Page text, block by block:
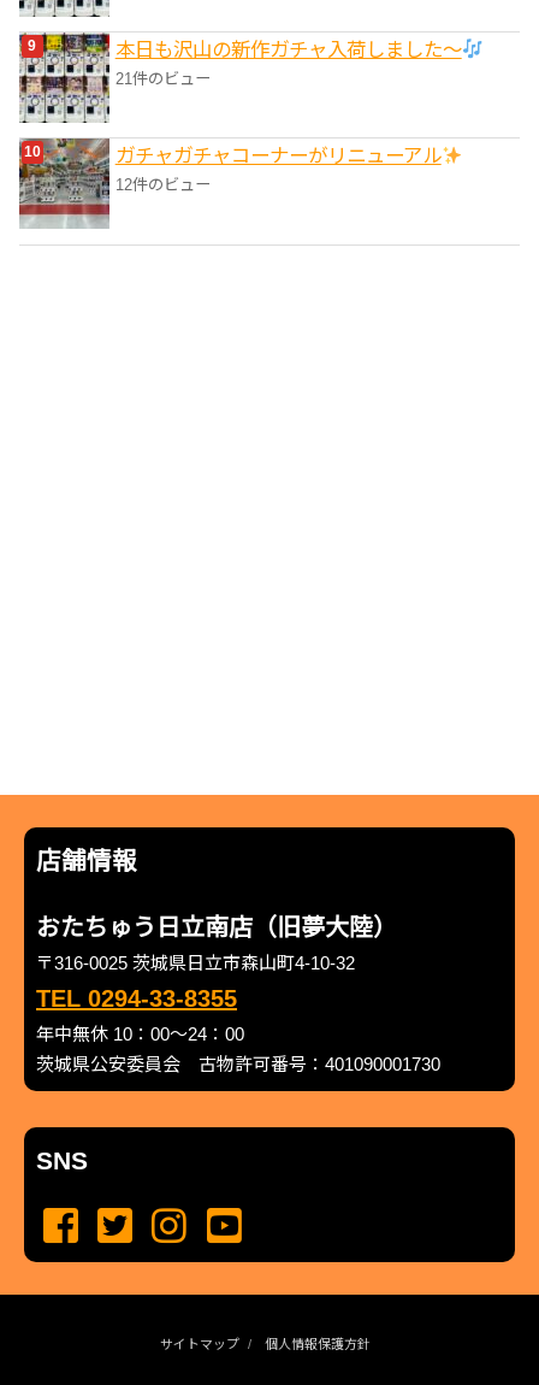
本日も沢山の新作ガチャ入荷しました〜
21件のビュー
ガチャガチャコーナーがリニューアル
12件のビュー
店舗情報
おたちゅう日立南店（旧夢大陸）
〒316-0025 茨城県日立市森山町4-10-32
TEL 0294-33-8355
年中無休 10：00～24：00
茨城県公安委員会 古物許可番号：401090001730
SNS
サイトマップ 個人情報保護方針